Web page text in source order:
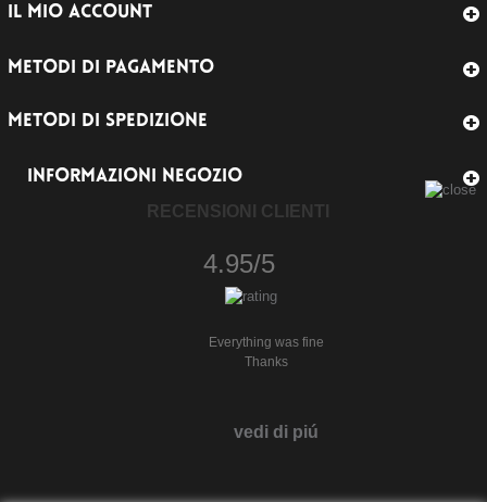
IL MIO ACCOUNT
METODI DI PAGAMENTO
METODI DI SPEDIZIONE
INFORMAZIONI NEGOZIO
RECENSIONI CLIENTI
4.95/5
Everything was fine
Thanks
vedi di piú